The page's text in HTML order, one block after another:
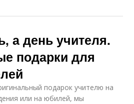
а день учителя.
подарки для
подарок учителю на
или на юбилей, мы